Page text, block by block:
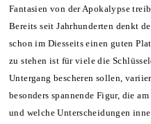
Fantasien von der Apokalypse
Bereits seit Jahrhunderten denkt
schon im Diesseits einen guten
zu stehen ist für viele die
Untergang bescheren sollen,
besonders spannende Figur, die
und welche Unterscheidungen